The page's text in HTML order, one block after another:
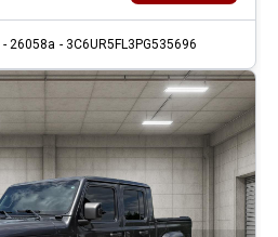
- 26058a - 3C6UR5FL3PG535696